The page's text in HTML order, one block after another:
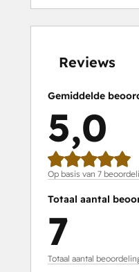
Reviews
Gemiddelde
5,0
Op basis van 7
Totaal aantal
7
Totaal aantal